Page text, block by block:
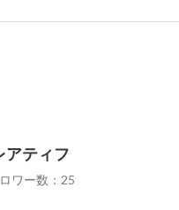
アティフ
ワー数：25